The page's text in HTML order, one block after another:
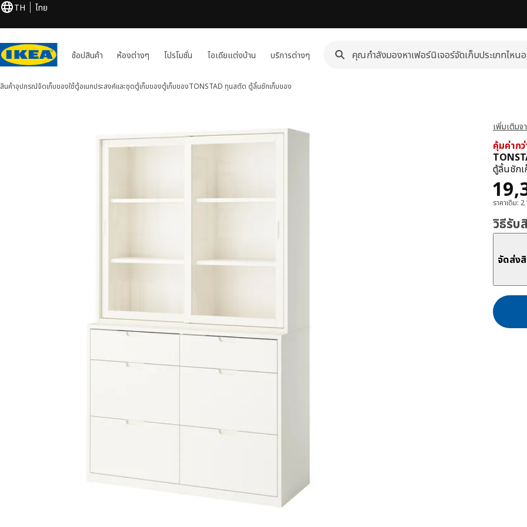
TH ไทย
ช้อปสินค้า ห้องต่างๆ โปรโมชั่น ไอเดียแต่งบ้าน บริการต่างๆ
สินค้าอุปกรณ์จัดเก็บของใช้ตู้อเนกประสงค์และชุดตู้เก็บของตู้เก็บของTONSTAD ทุนสตัด ตู้ลิ้นชักเก็บของ
Image zoomed out, normal view
เพิ่มเติม
คุ้มค่าก
ตู้ลิ้นชักเ
ราค
ราคาเดิม:
วิธีรับ
จัดส่ง